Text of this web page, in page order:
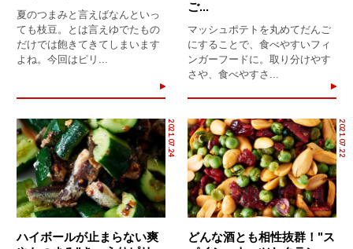
夏のつまみと言えばなんといっ
ても枝豆。とは言えゆでたもの
だけでは飽きてきてしまいます
よね。今回はピリ...
ご...
マッシュポテトを丸めてだんご
にすることで、食べやすいフィ
ンガーフードに。取り分けやす
さや、食べやすさ...
2021.07.24
ハイボールが止まらない爽
2021.07.22
どんな酒とも相性抜群！"ス